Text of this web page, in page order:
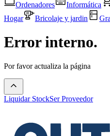
Ordenadores
Informática
Hogar
Bricolaje y jardin
Error interno.
Por favor actualiza la página
Liquidar StockSer Proveedor